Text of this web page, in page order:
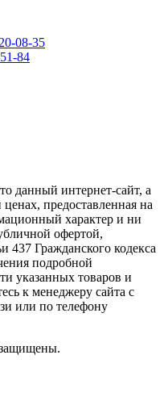
08-35
84
данный интернет-сайт, а
предоставленная на
характер и ни
офертой,
437 Гражданского кодекса
подробной
указанных товаров и
к менеджеру сайта с
или по телефону